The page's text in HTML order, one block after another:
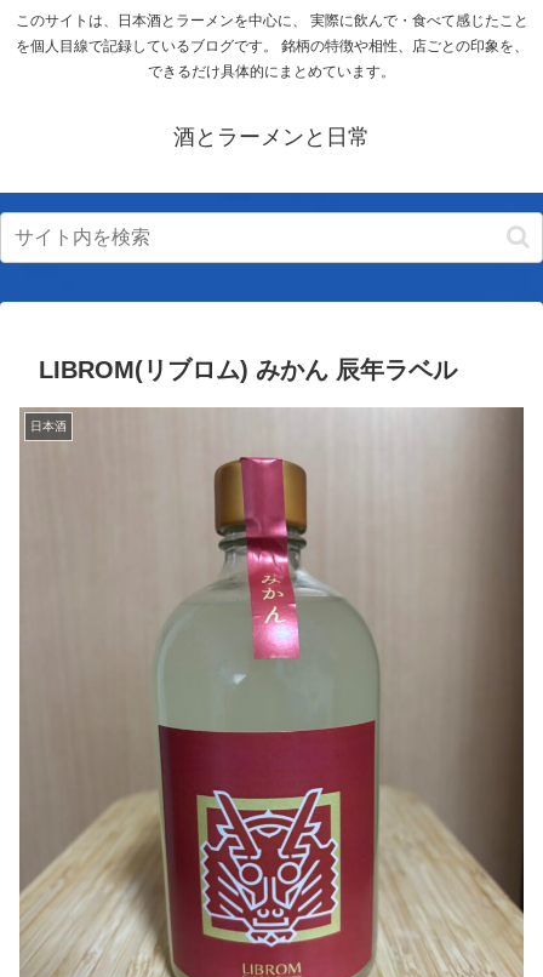
このサイトは、日本酒とラーメンを中心に、 実際に飲んで・食べて感じたこと
を個人目線で記録しているブログです。 銘柄の特徴や相性、店ごとの印象を、
できるだけ具体的にまとめています。
酒とラーメンと日常
LIBROM(リブロム) みかん 辰年ラベル
日本酒